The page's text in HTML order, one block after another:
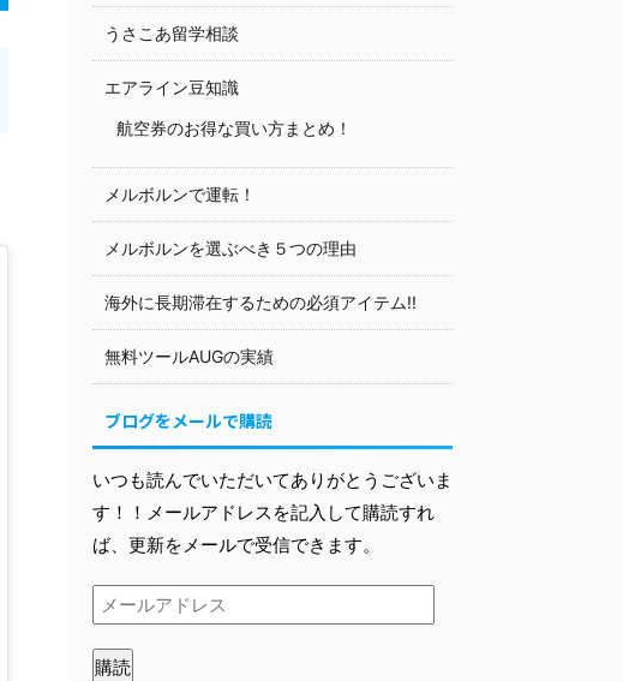
うさこあ留学相談
エアライン豆知識
航空券のお得な買い方まとめ！
メルボルンで運転！
メルボルンを選ぶべき５つの理由
海外に長期滞在するための必須アイテム!!
無料ツールAUGの実績
ブログをメールで購読
いつも読んでいただいてありがとうございま
す！！メールアドレスを記入して購読すれ
ば、更新をメールで受信できます。
購読